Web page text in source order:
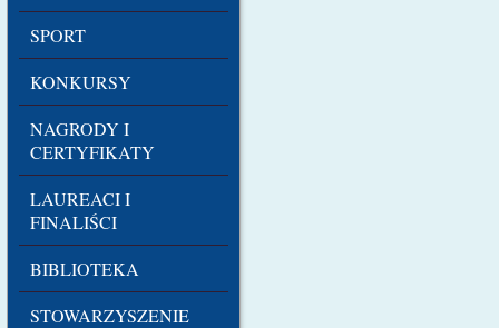
SPORT
KONKURSY
NAGRODY I
CERTYFIKATY
LAUREACI I
FINALIŚCI
BIBLIOTEKA
STOWARZYSZENIE